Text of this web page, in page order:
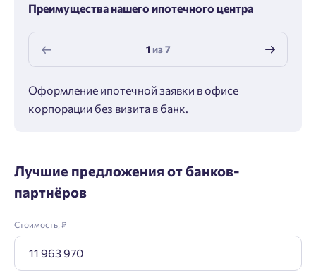
Преимущества нашего ипотечного центра
1из7
Оформление ипотечной заявки в офисе
корпорации без визита в банк.
Лучшие предложения от банков-
партнёров
Стоимость, ₽